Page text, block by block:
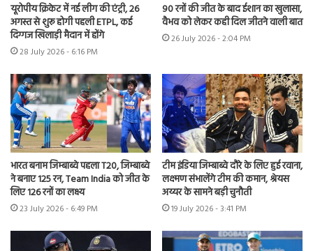
यूरोपीय क्रिकेट में नई लीग की एंट्री, 26
अगस्त से शुरू होगी पहली ETPL, कई
दिग्गज खिलाड़ी मैदान में होंगे
28 July 2026 - 6:16 PM
90 रनों की जीत के बाद ईशान का खुलासा,
वैभव को लेकर कही दिल जीतने वाली बात
26 July 2026 - 2:04 PM
भारत बनाम जिम्बाब्वे पहला T20, जिम्बाब्वे
ने बनाए 125 रन, Team India को जीत के
लिए 126 रनों का लक्ष्य
23 July 2026 - 6:49 PM
टीम इंडिया जिम्बाब्वे दौरे के लिए हुई रवाना,
लक्ष्मण संभालेंगे टीम की कमान, श्रेयस
अय्यर के सामने बड़ी चुनौती
19 July 2026 - 3:41 PM